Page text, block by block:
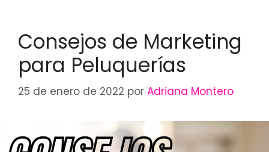
Consejos de Marketing
para Peluquerías
25 de enero de 2022 por Adriana Montero